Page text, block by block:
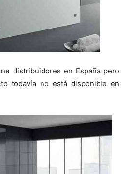
distribuidores en España pero
todavía no está disponible en